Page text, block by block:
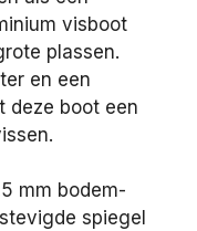
visboot
plassen.
en een
deze boot een
mm bodem-
spiegel